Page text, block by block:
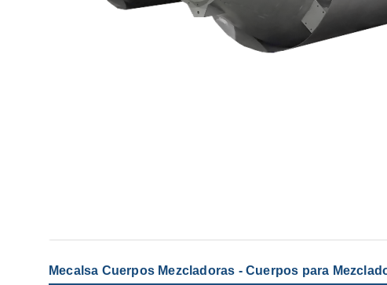
Mecalsa Cuerpos Mezcladoras - Cuerpos para